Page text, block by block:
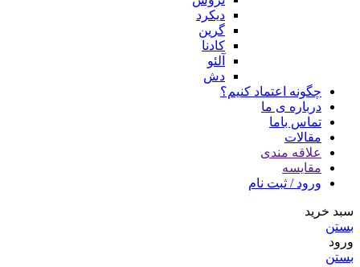
دیکرد
گرین
کادنا
آلئو
دش
چگونه اعتماد کنیم؟
درباره ی ما
تماس باما
مقالات
علاقه مندی
مقایسه
ورود / ثبت نام
سبد خرید
بستن
ورود
بستن